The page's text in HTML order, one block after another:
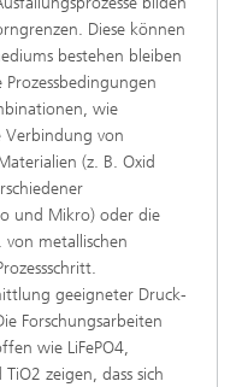
Diese können
bestehen bleiben
wie
Verbindung von
(z. B. Oxid
und Mikro) oder die
metallischen
geeigneter Druck-
Forschungsarbeiten
wie LiFePO4,
zeigen, dass sich